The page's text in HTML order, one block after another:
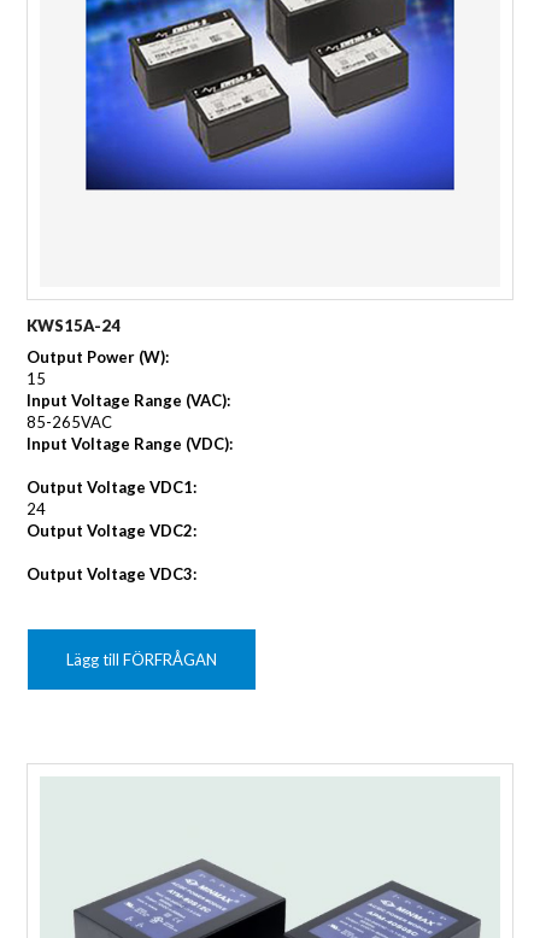
KWS15A-24
Output Power (W):
15
Input Voltage Range (VAC):
85-265VAC
Input Voltage Range (VDC):
Output Voltage VDC1:
24
Output Voltage VDC2:
Output Voltage VDC3:
Lägg till FÖRFRÅGAN